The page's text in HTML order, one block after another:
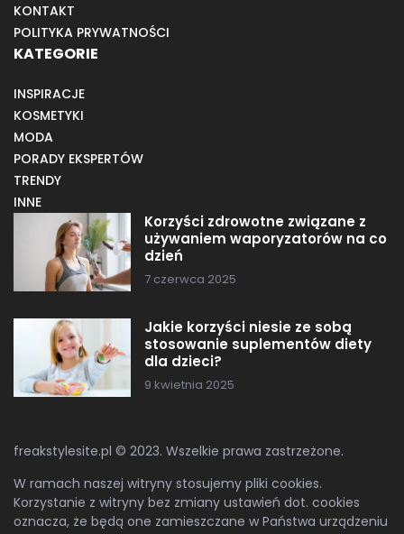
KONTAKT
POLITYKA PRYWATNOŚCI
KATEGORIE
INSPIRACJE
KOSMETYKI
MODA
PORADY EKSPERTÓW
TRENDY
INNE
Korzyści zdrowotne związane z
używaniem waporyzatorów na co
dzień
7 czerwca 2025
Jakie korzyści niesie ze sobą
stosowanie suplementów diety
dla dzieci?
9 kwietnia 2025
freakstylesite.pl © 2023. Wszelkie prawa zastrzeżone.
W ramach naszej witryny stosujemy pliki cookies.
Korzystanie z witryny bez zmiany ustawień dot. cookies
oznacza, że będą one zamieszczane w Państwa urządzeniu